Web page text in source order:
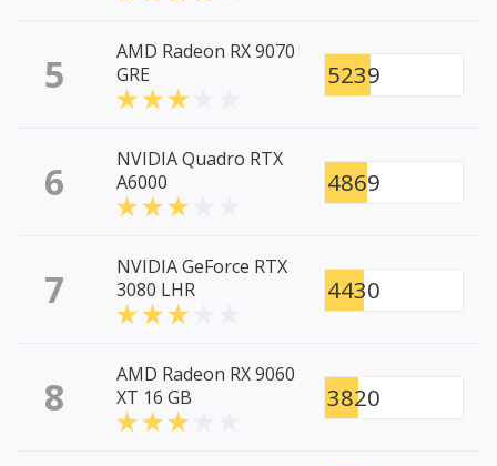
5
AMD Radeon RX 9070
GRE
5239
6
NVIDIA Quadro RTX
A6000
4869
7
NVIDIA GeForce RTX
3080 LHR
4430
8
AMD Radeon RX 9060
XT 16 GB
3820